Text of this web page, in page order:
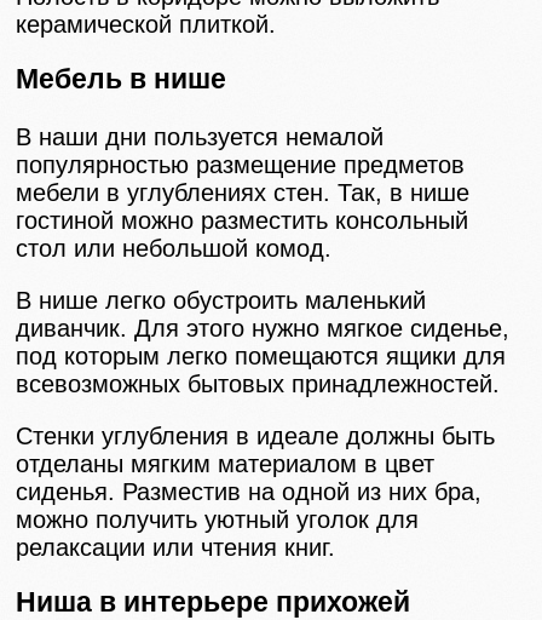
керамической плиткой.
Мебель в нише
В наши дни пользуется немалой
популярностью размещение предметов
мебели в углублениях стен. Так, в нише
гостиной можно разместить консольный
стол или небольшой комод.
В нише легко обустроить маленький
диванчик. Для этого нужно мягкое сиденье,
под которым легко помещаются ящики для
всевозможных бытовых принадлежностей.
Стенки углубления в идеале должны быть
отделаны мягким материалом в цвет
сиденья. Разместив на одной из них бра,
можно получить уютный уголок для
релаксации или чтения книг.
Ниша в интерьере прихожей